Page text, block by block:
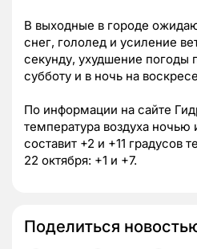
В выходные в городе
снег, гололед и усиление
секунду, ухудшение погоды
субботу и в ночь на
По информации на сайте
температура воздуха ночью
составит +2 и +11 градусов
22 октября: +1 и +7.
Поделиться